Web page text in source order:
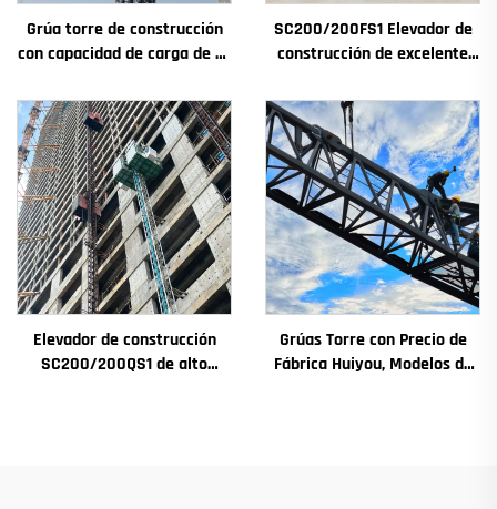
Grúa torre de construcción
con capacidad de carga de 4t
principales: caja de
engranajes, motor de
engranaje, rodamiento
SC200/200FS1 Elevador de
construcción de excelente
pozos de ascensores,
destinado a Argelia
Elevador de construcción
SC200/200QS1 de alto
Grúas Torre con Precio de
Fábrica Huiyou, Modelos de